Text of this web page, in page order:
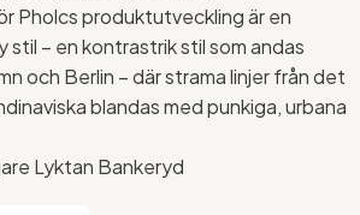
Pholcs produktutveckling är en
stil – en kontrastrikstil som andas
och Berlin – där strama linjer från det
blandas med punkiga, urbana
Lyktan Bankeryd